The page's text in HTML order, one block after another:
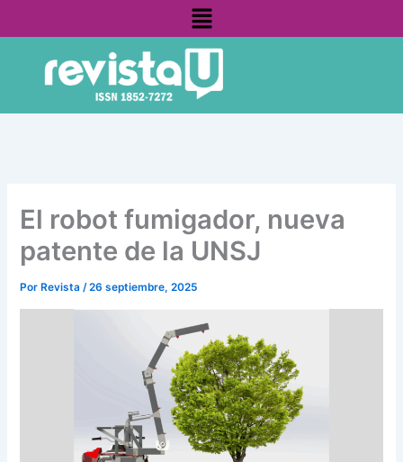
Menú
El robot fumigador, nueva
patente de la UNSJ
Por Revista/26 septiembre, 2025